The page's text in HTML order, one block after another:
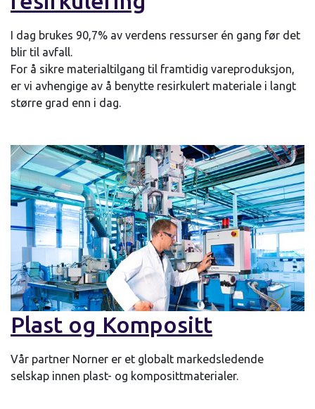
I dag brukes 90,7% av verdens ressurser én gang før det
blir til avfall.
For å sikre materialtilgang til framtidig vareproduksjon,
er vi avhengige av å benytte resirkulert materiale i langt
større grad enn i dag.
Plast og Kompositt
Vår partner Norner er et globalt markedsledende
selskap innen plast- og komposittmaterialer.